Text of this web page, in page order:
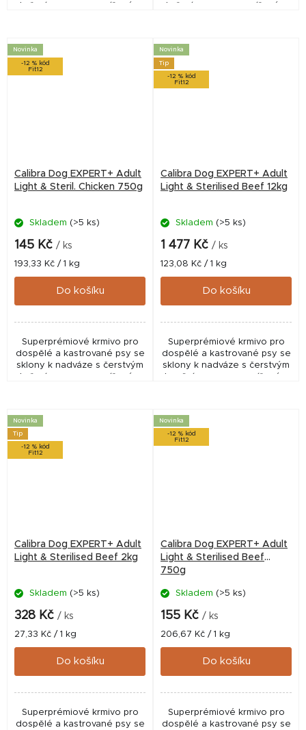
Novinka
-12 % kód
Fit12
Calibra Dog EXPERT+ Adult
Light & Steril. Chicken 750g
Skladem (>5 ks)
145 Kč / ks
Měrná
193,33 Kč / 1 kg
Do košíku
Superprémiové krmivo pro
dospělé a kastrované psy se
sklony k nadváze s čerstvým
kuřecím masem a sníženým
Novinka
Tip
-12 % kód
Fit12
Calibra Dog EXPERT+ Adult
Light & Sterilised Beef 12kg
Skladem (>5 ks)
1 477 Kč / ks
Měrná
123,08 Kč / 1 kg
Do košíku
Superprémiové krmivo pro
dospělé a kastrované psy se
sklony k nadváze s čerstvým
hovězím masem a sníženým
Novinka
Tip
-12 % kód
Fit12
Calibra Dog EXPERT+ Adult
Light & Sterilised Beef 2kg
Skladem (>5 ks)
328 Kč / ks
Měrná
cena:
27,33 Kč / 1 kg
Do košíku
Superprémiové krmivo pro
dospělé a kastrované psy se
Novinka
-12 % kód
Fit12
Calibra Dog EXPERT+ Adult
Light & Sterilised Beef
750g
Skladem (>5 ks)
155 Kč / ks
Měrná
cena:
206,67 Kč / 1 kg
Do košíku
Superprémiové krmivo pro
dospělé a kastrované psy se